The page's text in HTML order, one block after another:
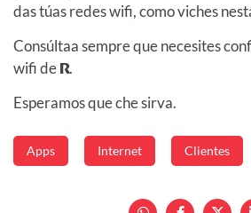
das túas redes wifi, como viches
Consúltaa sempre que necesites
wifi deR.
Esperamos que che sirva.
Apps Internet Clientes